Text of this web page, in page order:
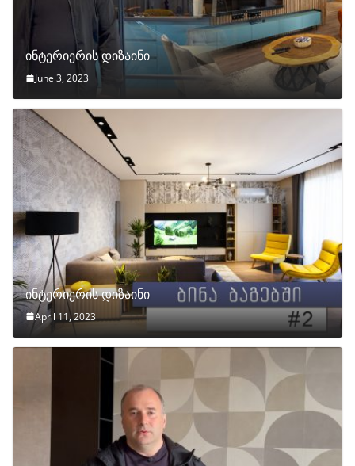
ინტერიერის დიზაინი
June 3, 2023
ინტერიერის დიზაინი
April 11, 2023